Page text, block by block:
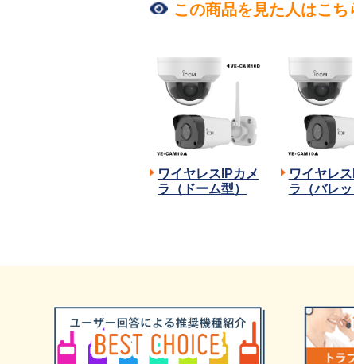
この商品を見た人はこち
ワイヤレスIPカメ
ラ（ドーム型）
ワイヤレ
ラ（バレッ